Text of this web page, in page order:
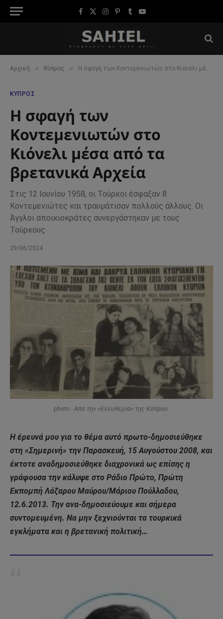
Facebook
X
Instagram
Pinterest
TumblrYouTube
Αρχική » Κύπρος » Η σφαγή των Κοντεμενιωτών στο Κιόνελι μέσα από τα βρετανικά Αρχεία
ΚΎΠΡΟΣ
Η σφαγή των
Κοντεμενιωτών στο
Κιόνελι μέσα από τα
βρετανικά Αρχεία
Στις 12 Ιουνίου 1958, οι Τούρκοι έσφαξαν 8
Κοντεμενιώτες και τραυμάτισαν πολλούς άλλους. Οι
Άγγλοι αποικιοκράτες συνεργάστηκαν με τους
Τούρκους
29/06/2024
photo - Από την «Ελευθερία» της Κύπρου.
Η έρευνά μου για το θέμα αυτό πρωτο-δημοσιεύθηκε
στη «Σημερινή» την Παρασκευή, 15 Αυγούστου 2008, και
έκτοτε αναδημοσιεύθηκε διαχρονικά ως επίσης η
γράφουσα την κάλυψε στο Ράδιο Πρώτο, Πρώτη
Εκπομπή Λάζαρου Μαύρου/Μάριου Πούλλαδου,
12.6.2013. Την ανα-δημοσιεύουμε και σήμερα
συντομευμένη. Να μην ξεχνιούνται τα τουρκικά
εγκλήματα και η βρετανική πολιτική…